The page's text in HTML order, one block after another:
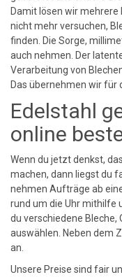
Damit lösen wir
nicht mehr versuchen,
finden. Die Sorge,
auch nehmen. Der
Verarbeitung von
Das übernehmen wir für
Edelstahl
online
Wenn du jetzt denkst,
machen, dann liegst du
nehmen Aufträge ab
rund um die Uhr mithilfe
du verschiedene
auswählen. Neben dem
an.
Unsere Preise sind fair